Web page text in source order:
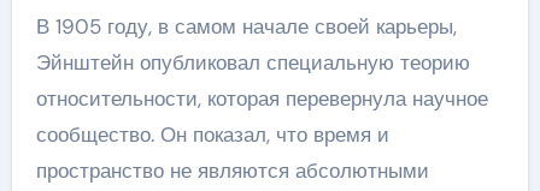
В 1905 году, в самом начале своей карьеры,
Эйнштейн опубликовал специальную теорию
относительности, которая перевернула научное
сообщество. Он показал, что время и
пространство не являются абсолютными